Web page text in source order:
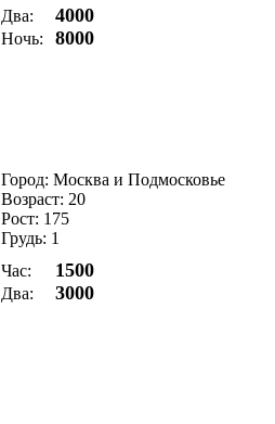
Два: 4000
Ночь: 8000
Город: Москва и Подмосковье
Возраст: 20
Рост: 175
Грудь: 1
Час:
1500
Два: 3000